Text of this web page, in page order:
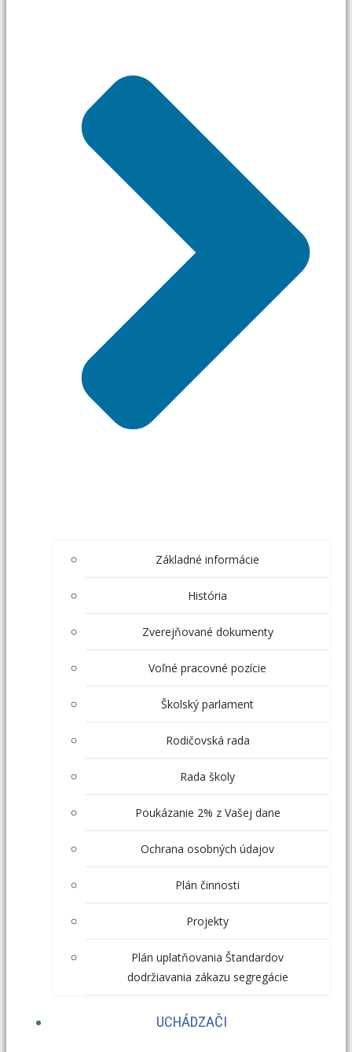
Základné informácie
História
Zverejňované dokumenty
Voľné pracovné pozície
Školský parlament
Rodičovská rada
Rada školy
Poukázanie 2% z Vašej dane
Ochrana osobných údajov
Plán činnosti
Projekty
Plán uplatňovania Štandardov
dodržiavania zákazu segregácie
UCHÁDZAČI